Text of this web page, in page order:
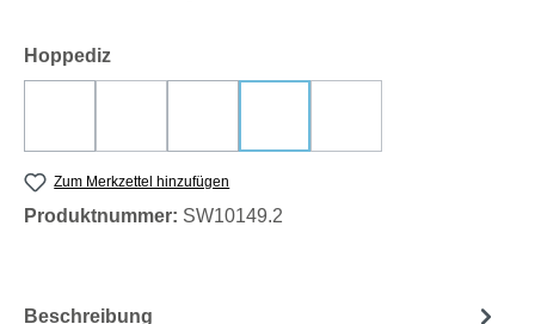
Hoppediz
Zum Merkzettel hinzufügen
Produktnummer: SW10149.2
Beschreibung